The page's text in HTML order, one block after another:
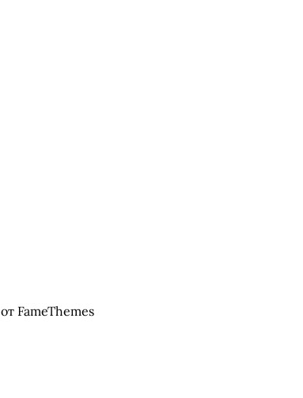
от FameThemes